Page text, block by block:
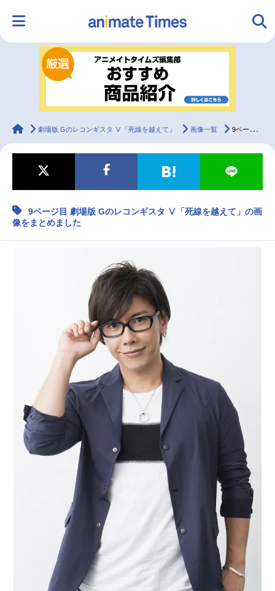
ランキング アニメ
ラジオ
マンガ・ラノベ ゲーム・アプリ 音楽 コスプレ
2.5次元 配信・Vtuber トレンド 無料マンガ
最新記事一覧
実写化映画一覧
今期アニメ曜日別一覧
夏アニメ
秋アニメ 冬アニメ
男性声優/女性声優一覧
animateTimes
劇場版 Gのレコンギスタ Ⅴ「死線を越えて」 画像一覧 9ページ目 劇場版 Gのレコンギスタ Ⅴ「死線を越えて」の画像をまとめました
9ページ目 劇場版 Gのレコンギスタ Ⅴ「死線を越えて」の画
像をまとめました